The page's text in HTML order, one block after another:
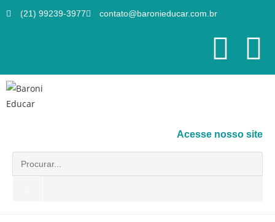
(21) 99239-3977 contato@baronieducar.com.br
Acesse nosso site